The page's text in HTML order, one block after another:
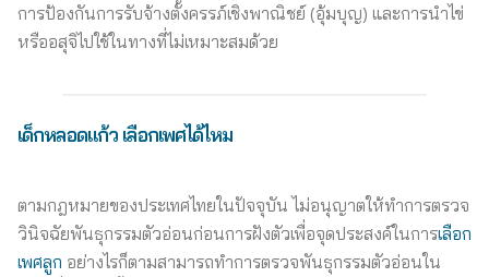
การป้องกันการรับจ้างตั้งครรภ์เชิงพาณิชย์ (อุ้มบุญ) และการนำไข่
หรืออสุจิไปใช้ในทางที่ไม่เหมาะสมด้วย
เด็กหลอดแก้ว เลือกเพศได้ไหม
ตามกฎหมายของประเทศไทยในปัจจุบัน ไม่อนุญาตให้ทำการตรวจ
วินิจฉัยพันธุกรรมตัวอ่อนก่อนการฝังตัวเพื่อจุดประสงค์ในการเลือก
เพศลูก อย่างไรก็ตามสามารถทำการตรวจพันธุกรรมตัวอ่อนใน